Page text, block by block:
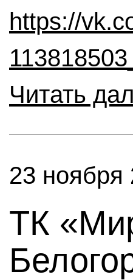
https://
Читать
23 ноября
ТК